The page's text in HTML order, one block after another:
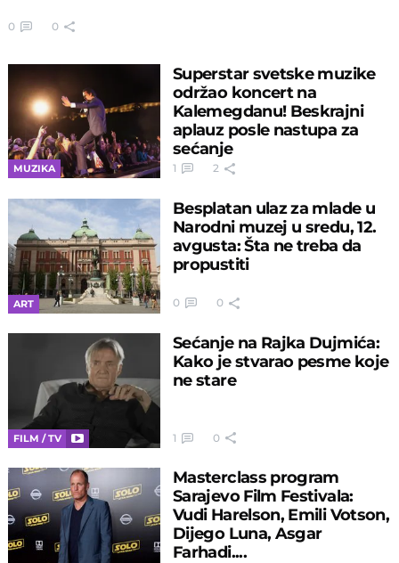
0 0
MUZIKA
Superstar svetske muzike
održao koncert na
Kalemegdanu! Beskrajni
aplauz posle nastupa za
sećanje
1 2
ART
Besplatan ulaz za mlade u
Narodni muzej u sredu, 12.
avgusta: Šta ne treba da
propustiti
0 0
FILM / TV
Sećanje na Rajka Dujmića:
Kako je stvarao pesme koje
ne stare
1 0
Masterclass program
Sarajevo Film Festivala:
Vudi Harelson, Emili Votson,
Dijego Luna, Asgar
Farhadi....